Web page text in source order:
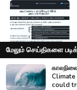
மாவட்ட செய்திகள்
மேலும் செய்திகளை
could